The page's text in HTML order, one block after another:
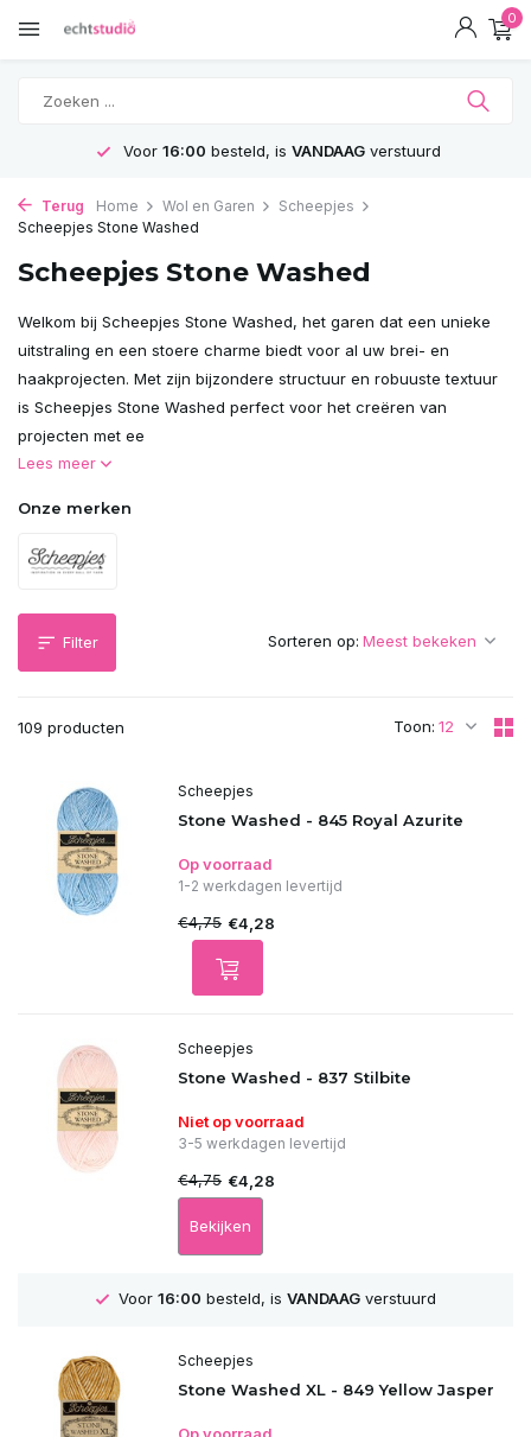
0
GRATISVerzending vanaf 75€
Terug Home Wol en Garen
Scheepjes
Scheepjes Stone Washed
Scheepjes Stone Washed
Welkom bij Scheepjes Stone Washed, het garen dat een unieke
uitstraling en een stoere charme biedt voor al uw brei- en
haakprojecten. Met zijn bijzondere structuur en robuuste textuur
is Scheepjes Stone Washed perfect voor het creëren van
projecten met ee
Lees meer
Onze merken
Filter
109 producten Toon:
Sorteren op:
Scheepjes
Stone Washed - 845 Royal Azurite
Op voorraad
1-2 werkdagen levertijd
€4,75 €4,28
Scheepjes
Stone Washed - 837 Stilbite
Niet op voorraad
3-5 werkdagen levertijd
€4,75 €4,28
Bekijken
GRATISVerzending vanaf 75€
Scheepjes
Stone Washed XL - 849 Yellow Jasper